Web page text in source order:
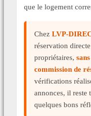
que le logement
Chez LVP-
réservation
propriétaires,
commission de
vérifications
annonces, il reste
quelques bons